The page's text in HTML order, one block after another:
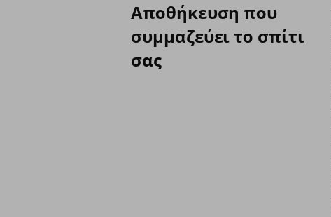
Αποθήκευση που
συμμαζεύει το σπίτι
σας